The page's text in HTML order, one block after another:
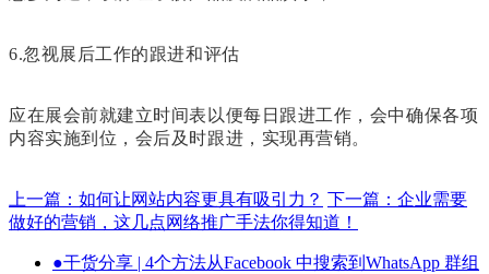
6.忽视展后工作的跟进和评估
应在展会前就建立时间表以便每日跟进工作，会中确保各项
内容实施到位，会后及时跟进，实现再营销。
上一篇：如何让网站内容更具有吸引力？ 下一篇：企业需要
做好的营销，这几点网络推广手法你得知道！
●干货分享 | 4个方法从Facebook 中搜索到WhatsApp 群组